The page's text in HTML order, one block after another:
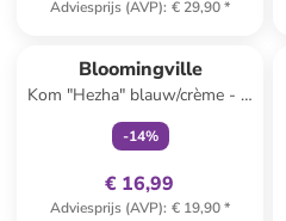
Adviesprijs (AVP): € 29,90*
Bloomingville
Kom "Hezha" blauw/crème - Ø
13 cm
-14%
€ 16,99
Adviesprijs (AVP): € 19,90*